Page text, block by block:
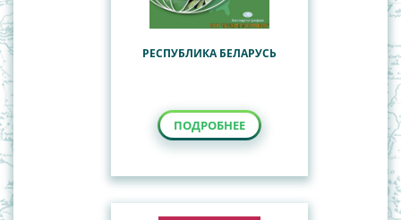
РЕСПУБЛИКА БЕЛАРУСЬ
ПОДРОБНЕЕ